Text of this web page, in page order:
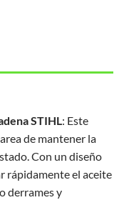
STIHL: Este
de mantener la
Con un diseño
rápidamente el aceite
derrames y